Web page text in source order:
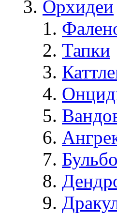
Орхидеи
Тапки